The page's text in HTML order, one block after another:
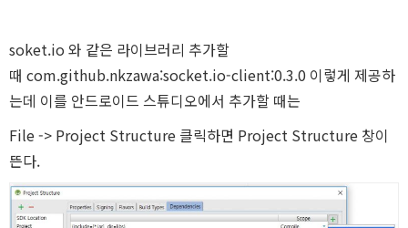
Reactjs
React
soket.io 와 같은 라이브러리 추가할
때 com.github.nkzawa:socket.io-client:0.3.0 이렇게 제공하
는데 이를 안드로이드 스튜디오에서 추가할 때는
File -> Project Structure 클릭하면 Project Structure 창이
뜬다.